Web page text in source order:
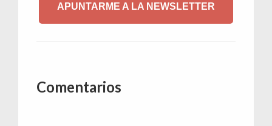
APUNTARME A LA NEWSLETTER
Interacciones
Comentarios